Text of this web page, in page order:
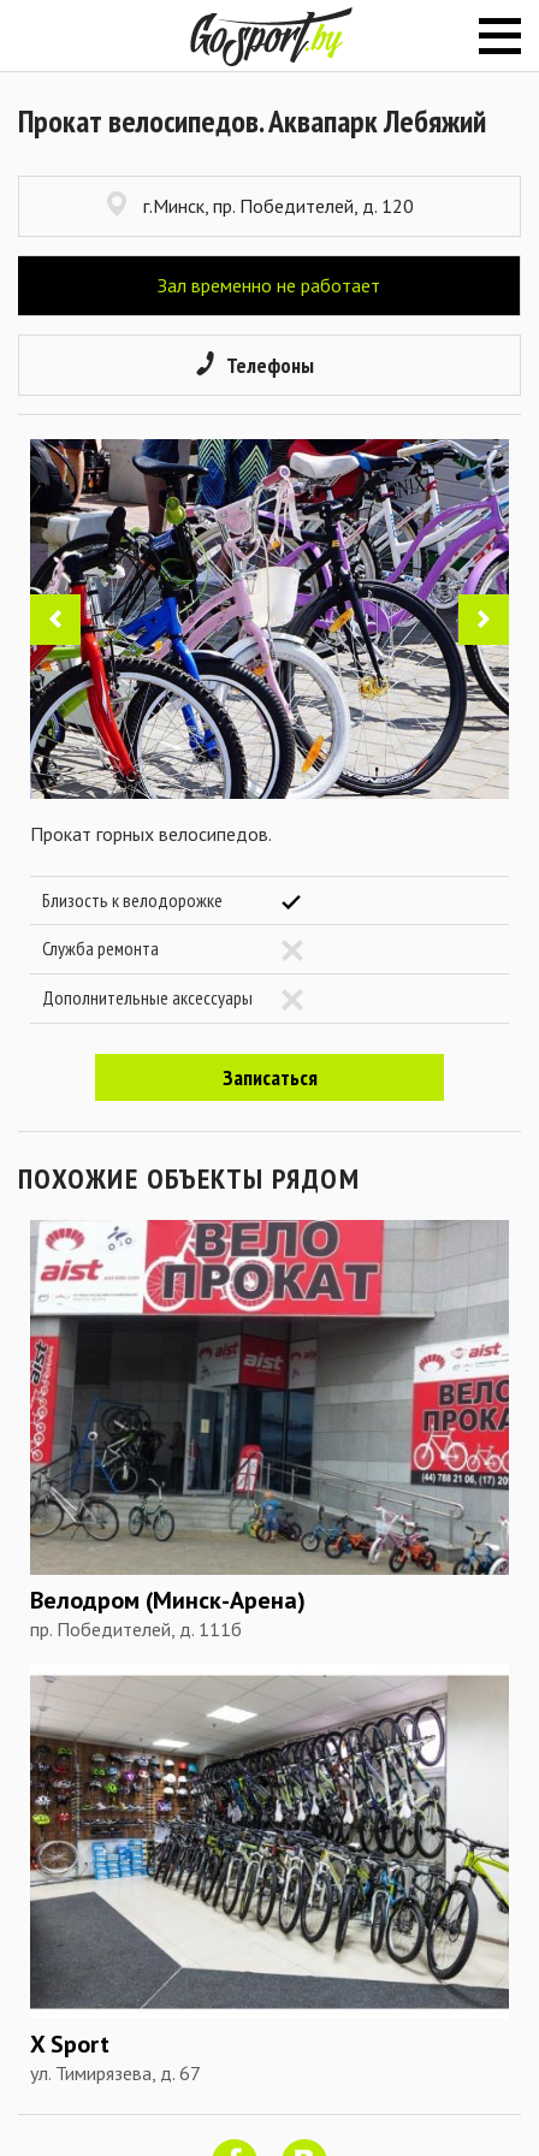
Прокат велосипедов. Аквапарк Лебяжий
г.Минск, пр. Победителей, д. 120
Зал временно не работает
Телефоны
Прокат горных велосипедов.
Близость к велодорожке
Служба ремонта
Дополнительные аксессуары
Записаться
ПОХОЖИЕ ОБЪЕКТЫ РЯДОМ
Велодром (Минск-Арена)
пр. Победителей, д. 111б
X Sport
ул. Тимирязева, д. 67